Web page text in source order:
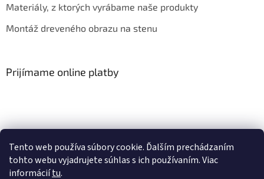
Tento web používa súbory cookie. Ďalším prechádzaním
tohto webu vyjadrujete súhlas s ich používaním. Viac
informáciítu.
Materiály, z ktorých vyrábame naše produkty
Montáž dreveného obrazu na stenu
Prijímame online platby
Obchodné podmienky Kontakt Hodnotenie obchodu